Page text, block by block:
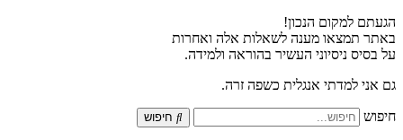
הגעתם למקום הנכון!
באתר תמצאו מענה לשאלות אלה ואחרות
על בסיס ניסיוני העשיר בהוראה ולמידה.
גם אני למדתי אנגלית כשפה זרה.
חיפוש חיפוש